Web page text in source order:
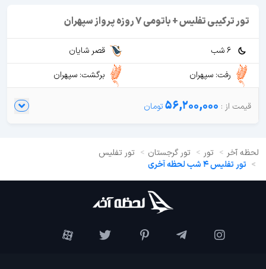
تور ترکیبی تفلیس + باتومی 7 روزه پرواز سپهران
6 شب
قصر شایان
رفت: سپهران
برگشت: سپهران
56,200,000
لحظه آخر تور تور گرجستان
تور تفلیس
تور تفلیس 4 شب لحظه آخری